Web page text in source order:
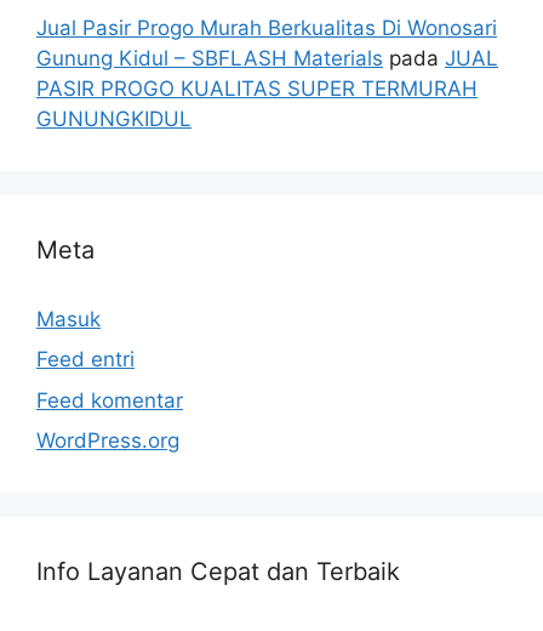
Jual Pasir Progo Murah Berkualitas Di Wonosari
Gunung Kidul – SBFLASH Materials pada JUAL
PASIR PROGO KUALITAS SUPER TERMURAH
GUNUNGKIDUL
Meta
Masuk
Feed entri
Feed komentar
WordPress.org
Info Layanan Cepat dan Terbaik